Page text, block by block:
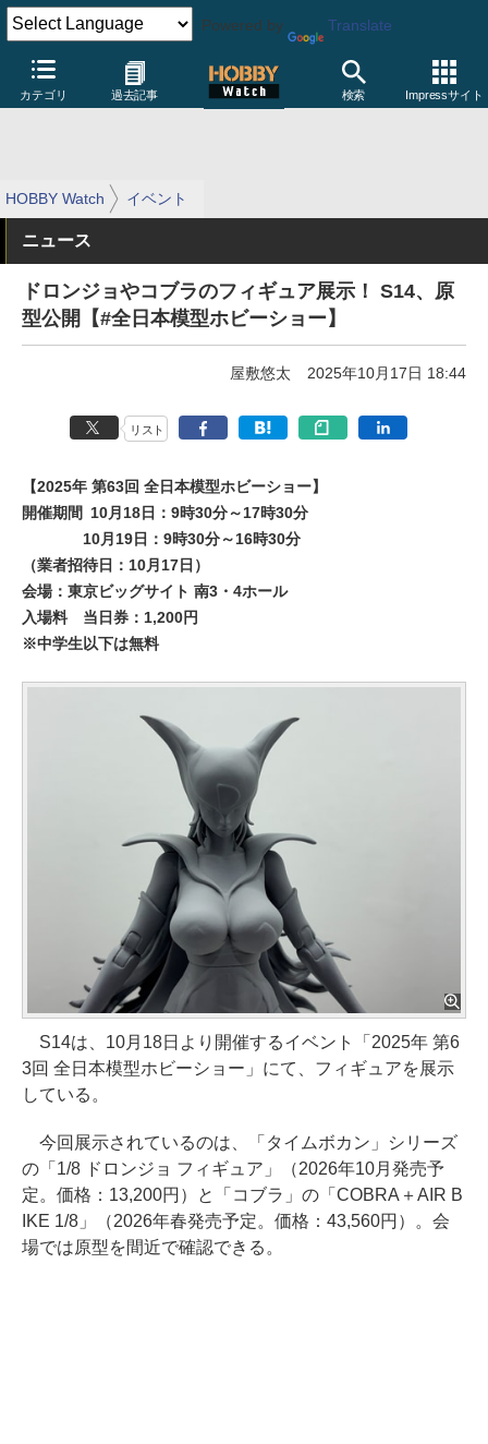
Powered by Translate
カテゴリ 過去記事 検索 Impressサイト
HOBBY Watch イベント
ニュース
ドロンジョやコブラのフィギュア展示！ S14、原
型公開【#全日本模型ホビーショー】
屋敷悠太 2025年10月17日 18:44
リスト
【2025年 第63回 全日本模型ホビーショー】
開催期間
10月18日：9時30分～17時30分
10月19日：9時30分～16時30分
（業者招待日：10月17日）
会場：東京ビッグサイト 南3・4ホール
入場料
当日券：1,200円
※中学生以下は無料
S14は、10月18日より開催するイベント「2025年 第6
3回 全日本模型ホビーショー」にて、フィギュアを展示
している。
今回展示されているのは、「タイムボカン」シリーズ
の「1/8 ドロンジョ フィギュア」（2026年10月発売予
定。価格：13,200円）と「コブラ」の「COBRA＋AIR B
IKE 1/8」（2026年春発売予定。価格：43,560円）。会
場では原型を間近で確認できる。